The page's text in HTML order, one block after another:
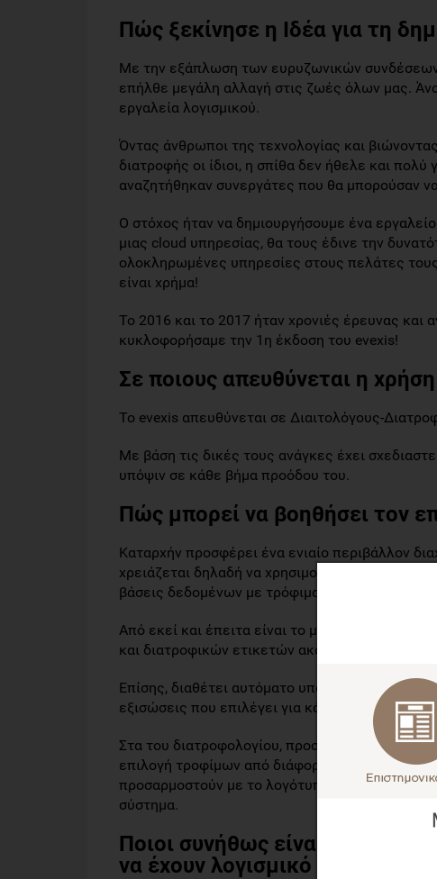
Πώς ξεκίνησε η Ιδέα για τη
Με την εξάπλωση των ευρυζωνικών
επήλθε μεγάλη αλλαγή στις ζωές όλων μας.
εργαλεία λογισμικού.
Όντας άνθρωποι της τεχνολογίας και
διατροφής οι ίδιοι, η σπίθα δεν ήθελε και
αναζητήθηκαν συνεργάτες που θα μπορούσαν
Ο στόχος ήταν να δημιουργήσουμε ένα
μιας cloud υπηρεσίας, θα τους έδινε την
ολοκληρωμένες υπηρεσίες στους πελάτες
είναι χρήμα!
Το 2016 και το 2017 ήταν χρονιές έρευνας και
κυκλοφορήσαμε την 1η έκδοση του evexis!
Σε ποιους απευθύνεται η
Το evexis απευθύνεται σε Διαιτολόγους-
Με βάση τις δικές τους ανάγκες έχει
υπόψιν σε κάθε βήμα προόδου του.
Πώς μπορεί να βοηθήσει τον
Καταρχήν προσφέρει ένα ενιαίο περιβάλλον
χρειάζεται δηλαδή να χρησιμοποιεί ο
βάσεις δεδομένων με τρόφιμα κλπ) για να
Από εκεί και έπειτα είναι το μοναδικό
και διατροφικών ετικετών ακόμα και στην
Επίσης, διαθέτει αυτόματο υπολογισμό
εξισώσεις που επιλέγει για κάθε πελάτη
Στα του διατροφολογίου, προσφέρει
επιλογή τροφίμων από διάφορους πίνακες.
προσαρμοστούν με το λογότυπο και τα
σύστημα.
Ποιοι συνήθως είναι οι λόγοι
να έχουν λογισμικό στο